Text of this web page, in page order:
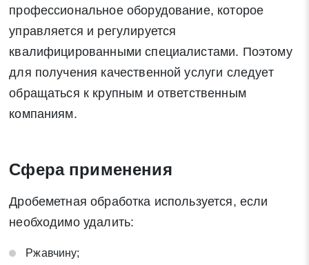
профессиональное оборудование, которое
управляется и регулируется
квалифицированными специалистами. Поэтому
для получения качественной услуги следует
обращаться к крупным и ответственным
компаниям.
Сфера применения
Дробеметная обработка используется, если
необходимо удалить:
Ржавчину;